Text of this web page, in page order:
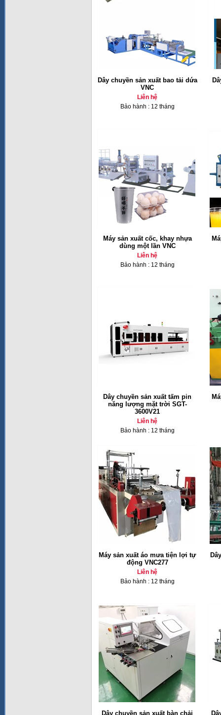
Dây chuyền sản xuất bao tải dứa
VNC
Liên hệ
Bảo hành : 12 tháng
Máy sản xuất cốc, khay nhựa
dùng một lần VNC
Liên hệ
Bảo hành : 12 tháng
Dây chuyền sản xuất tấm pin
năng lượng mặt trời SGT-
3600V21
Liên hệ
Bảo hành : 12 tháng
Máy sản xuất áo mưa tiện lợi tự
động VNC277
Liên hệ
Bảo hành : 12 tháng
Dây chuyền sản xuất bàn chải